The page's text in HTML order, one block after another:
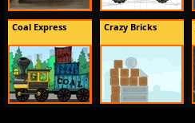
Coal Express Crazy Bricks